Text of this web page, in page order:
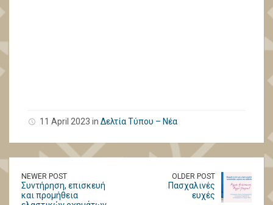
11 April 2023 in Δελτία Τύπου – Νέα
NEWER POST
Συντήρηση, επισκευή
και προμήθεια
OLDER POST
Πασχαλινές
ευχές